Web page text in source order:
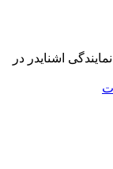
اشنایدر در